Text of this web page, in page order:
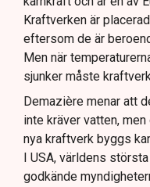
Kraftverken är
eftersom de är
Men när
sjunker måste
Demazière menar att
inte kräver vatten,
nya kraftverk byggs
I USA, världens
godkände